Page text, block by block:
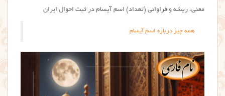
معنی، ریشه و فراوانی (تعداد) اسم آیسام در ثبت احوال ایران
همه چیز درباره اسم آیسام